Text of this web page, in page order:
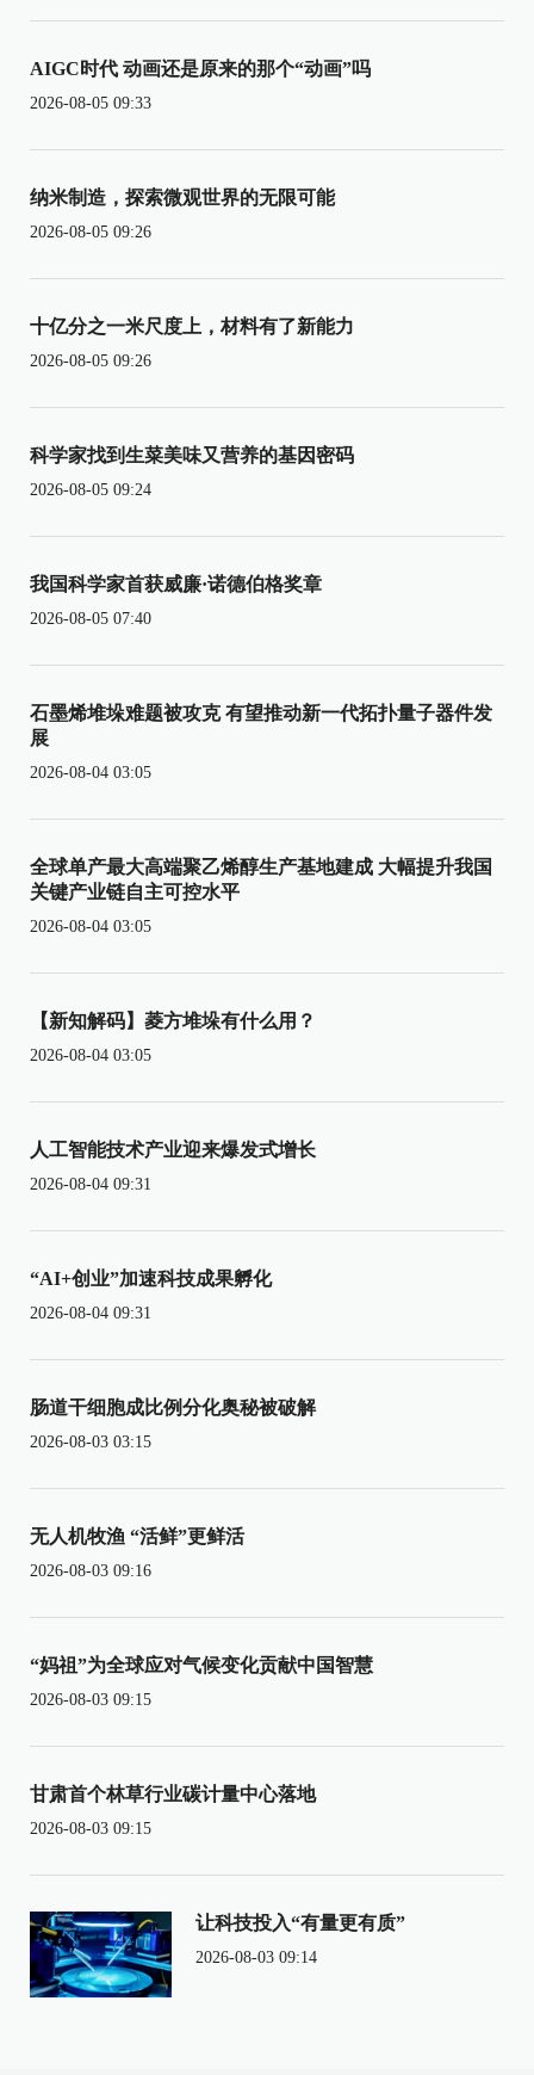
AIGC时代 动画还是原来的那个“动画”吗
2026-08-05 09:33
纳米制造，探索微观世界的无限可能
2026-08-05 09:26
十亿分之一米尺度上，材料有了新能力
2026-08-05 09:26
科学家找到生菜美味又营养的基因密码
2026-08-05 09:24
我国科学家首获威廉·诺德伯格奖章
2026-08-05 07:40
石墨烯堆垛难题被攻克 有望推动新一代拓扑量子器件发
展
2026-08-04 03:05
全球单产最大高端聚乙烯醇生产基地建成 大幅提升我国
关键产业链自主可控水平
2026-08-04 03:05
【新知解码】菱方堆垛有什么用？
2026-08-04 03:05
人工智能技术产业迎来爆发式增长
2026-08-04 09:31
“AI+创业”加速科技成果孵化
2026-08-04 09:31
肠道干细胞成比例分化奥秘被破解
2026-08-03 03:15
无人机牧渔 “活鲜”更鲜活
2026-08-03 09:16
“妈祖”为全球应对气候变化贡献中国智慧
2026-08-03 09:15
甘肃首个林草行业碳计量中心落地
2026-08-03 09:15
让科技投入“有量更有质”
2026-08-03 09:14